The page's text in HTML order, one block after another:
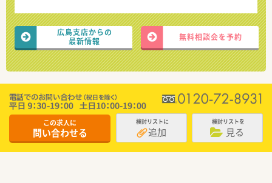
広島支店からの
最新情報
無料相談会を予約
この求人に
問い合わせる
検討リストに
追加
検討リストを
見る